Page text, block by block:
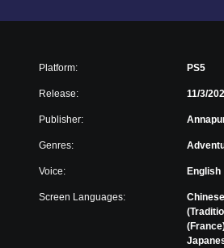
Platform: PS5
Release: 11/3/
Publisher:
Genres:
Voice: English
Screen Languages: